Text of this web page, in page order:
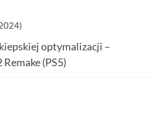
optymalizacji –
(PS5)